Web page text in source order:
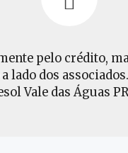
pelo crédito,
lado dos
Vale das Águas